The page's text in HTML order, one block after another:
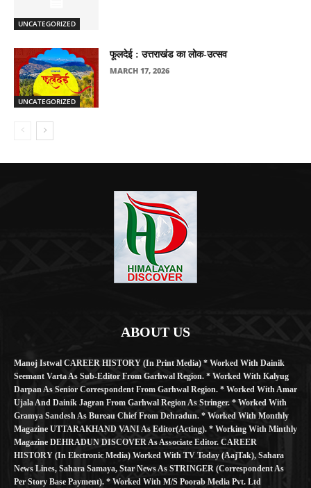
UNCATEGORIZED
UNCATEGORIZED
फूलदेई : उत्तराखंड का लोक-उत्सव
MARCH 17, 2026
ABOUT US
Manoj Istwal CAREER HISTORY (in Print Media) * Worked With Dainik
Seemant Varta As Sub-Editor From Garhwal Region. * Worked With Kalyug
Darpan As Senior Correspondent From Garhwal Region. * Worked With Amar
Ujala And Dainik Jagran From Garhwal Region As Stringer. * Worked With
Gramya Sandesh As Bureau Chief From Dehradun. * Worked With Monthly
Magazine UTTARAKHAND VANI As Editor(Acting). * Working With Minthly
Magazine DEHRADUN DISCOVER As Associate Editor. CAREER
HISTORY (in Electronic Media) Worked With TV Today (AajTak), Sahara
News Lines, Sahara Samaya, Star News As STRINGER (Correspondent As
Per Story Base Payment). * Worked With M/S Poorab Media Pvt. Ltd